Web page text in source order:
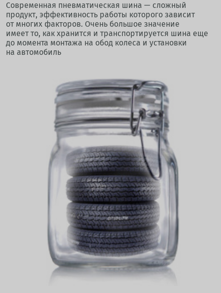
Современная пневматическая шина — сложный
продукт, эффективность работы которого зависит
от многих факторов. Очень большое значение
имеет то, как хранится и транспортируется шина еще
до момента монтажа на обод колеса и установки
на автомобиль